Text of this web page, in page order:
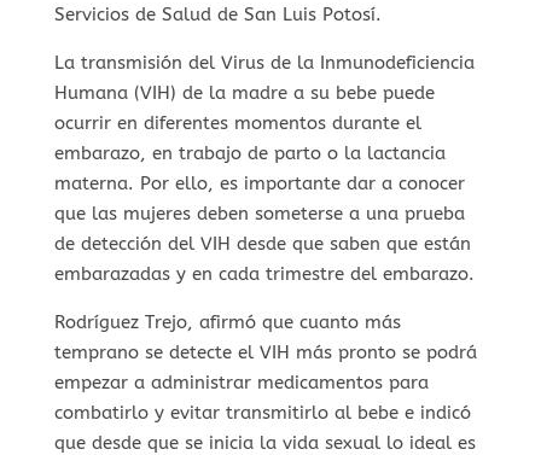
Servicios de Salud de San Luis Potosí.
La transmisión del Virus de la Inmunodeficiencia
Humana (VIH) de la madre a su bebe puede
ocurrir en diferentes momentos durante el
embarazo, en trabajo de parto o la lactancia
materna. Por ello, es importante dar a conocer
que las mujeres deben someterse a una prueba
de detección del VIH desde que saben que están
embarazadas y en cada trimestre del embarazo.
Rodríguez Trejo, afirmó que cuanto más
temprano se detecte el VIH más pronto se podrá
empezar a administrar medicamentos para
combatirlo y evitar transmitirlo al bebe e indicó
que desde que se inicia la vida sexual lo ideal es